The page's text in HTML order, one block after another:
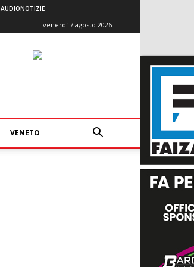
AUDIONOTIZIE
venerdì 7 agosto 2026
VENETO